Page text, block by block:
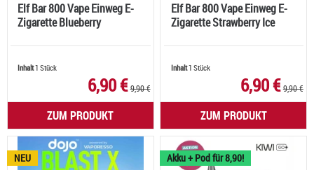
Elf Bar 800 Vape Einweg E-
Zigarette Blueberry
Inhalt1 Stück
6,90 €9,90 €
ZUM PRODUKT
Elf Bar 800 Vape Einweg E-
Zigarette Strawberry Ice
Inhalt1 Stück
6,90 €9,90 €
ZUM PRODUKT
NEU Akku + Pod für 8,90!